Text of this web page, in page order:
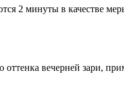
2 минуты в качестве
вечерней зари,